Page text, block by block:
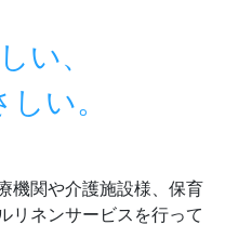
い、
い。
機関や介護施設様、保育
リネンサービスを行って